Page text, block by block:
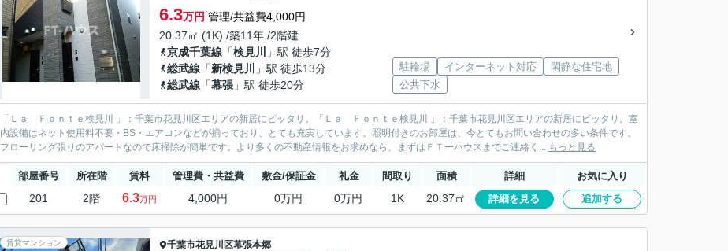
6.3万円 管理/共益費4,000円
20.37㎡ (1K) /築11年 /2階建
京成千葉線 「検見川
」駅 徒歩7分
総武線 「新検見川
」駅 徒歩13分
総武線 「幕張 」駅 徒歩20分
駐輪場 インターネット対応
閑静な住宅地
公共下水
「Ｌａ Ｆｏｎｔｅ検見川 」：千葉市花見川区エリアの新居にピッタリ。「Ｌａ Ｆｏｎｔｅ検見川 」：千葉市花見川区エリアの新居にピッタリ。室
内設備はネット使用料不要・BS・エアコンなどが揃っており、とても充実しています。照明付きのお部屋は、今とてもお問い合わせの多い条件です。
フローリング張りのアパートなので床掃除が簡単です。より多くの不動産情報をお求めなら、まずはＦＴーハウスまでご連絡く... もっと見る
部屋番号 所在階 賃料 管理費・共益費 敷金/保証金 礼金 間取り 面積 詳細 お気に入り
201 2階 6.3万円 4,000円 0万円 0万円 1K 20.37㎡ 詳細を見る 追加する
賃貸マンション 千葉市花見川区幕張本郷